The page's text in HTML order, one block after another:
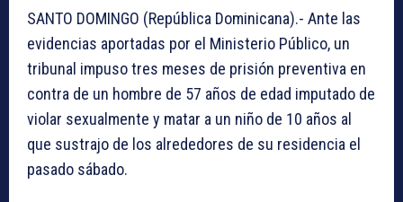
SANTO DOMINGO (República Dominicana).- Ante las
evidencias aportadas por el Ministerio Público, un
tribunal impuso tres meses de prisión preventiva en
contra de un hombre de 57 años de edad imputado de
violar sexualmente y matar a un niño de 10 años al
que sustrajo de los alrededores de su residencia el
pasado sábado.